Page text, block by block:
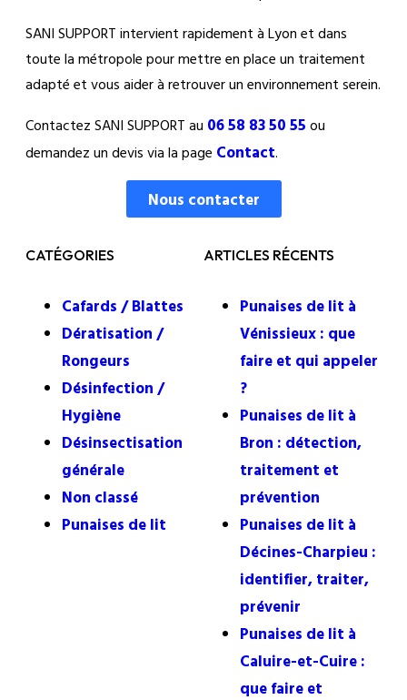
SANI SUPPORT intervient rapidement à Lyon et dans
toute la métropole pour mettre en place un traitement
adapté et vous aider à retrouver un environnement serein.
Contactez SANI SUPPORT au 06 58 83 50 55 ou
demandez un devis via la page Contact.
Nous contacter
CATÉGORIES
Cafards / Blattes
Dératisation /
Rongeurs
Désinfection /
Hygiène
Désinsectisation
générale
Non classé
Punaises de lit
ARTICLES RÉCENTS
Punaises de lit à
Vénissieux : que
faire et qui appeler
?
Punaises de lit à
Bron : détection,
traitement et
prévention
Punaises de lit à
Décines-Charpieu :
identifier, traiter,
prévenir
Punaises de lit à
Caluire-et-Cuire :
que faire et